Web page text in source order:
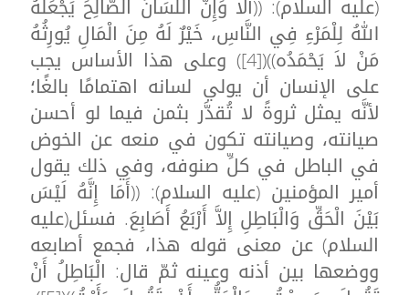
اللهُ لِلْمَرْءِ فِي النَّاسِ، خَيْرٌ لَهُ مِنَ الْمَالِ يُورِثُهُ
مَنْ لاَ يَحْمَدُه))([4]) وعلى هذا الأساس يجب
على الإنسان أن يولي لسانه اهتمامًا بالغًا؛
لأنَّه يمثل ثروةً لا تُقدَّر بثمن فيما لو أحسن
صيانته، وصيانته تكون في منعه عن الخوض
في الباطل في كلِّ صنوفه، وفي ذلك يقول
أمير المؤمنين (عليه السلام): ((أَمَا إِنَّهُ لَيْسَ
بَيْنَ الْحَقِّ وَالْبَاطِلِ إِلاَّ أَرْبَعُ أَصَابِعَ. فسئل(عليه
السلام) عن معنى قوله هذا، فجمع أصابعه
ووضعها بين أذنه وعينه ثمّ قال: الْبَاطِلُ أَنْ